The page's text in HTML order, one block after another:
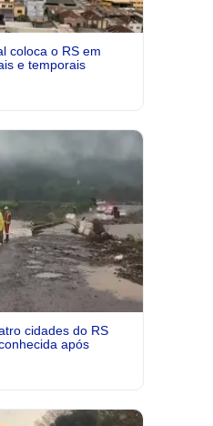
coloca o RS em
e temporais
cidades do RS
após